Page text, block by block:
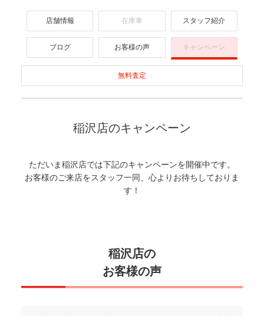
店舗情報 在庫車 スタッフ紹介
ブログ お客様の声 キャンペーン
無料査定
稲沢店のキャンペーン
ただいま稲沢店では下記のキャンペーンを開催中です。
お客様のご来店をスタッフ一同、心よりお待ちしておりま
す！
稲沢店の
お客様の声